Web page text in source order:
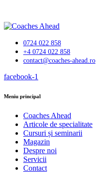
0724 022 858
+4 0724 022 858
contact@coaches-ahead.ro
facebook-1
Meniu principal
Coaches Ahead
Articole de specialitate
Cursuri și seminarii
Magazin
Despre noi
Servicii
Contact